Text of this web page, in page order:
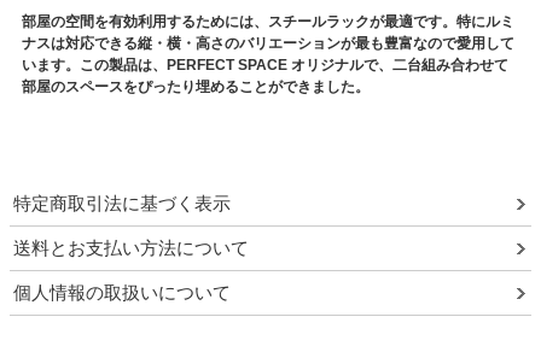
部屋の空間を有効利用するためには、スチールラックが最適です。特にルミ
ナスは対応できる縦・横・高さのバリエーションが最も豊富なので愛用して
います。この製品は、PERFECT SPACE オリジナルで、二台組み合わせて
部屋のスペースをぴったり埋めることができました。
特定商取引法に基づく表示
送料とお支払い方法について
個人情報の取扱いについて